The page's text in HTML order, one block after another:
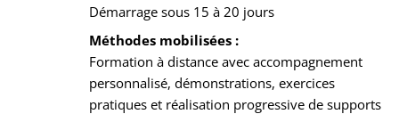
Démarrage sous 15 à 20 jours
Méthodes mobilisées :
Formation à distance avec accompagnement
personnalisé, démonstrations, exercices
pratiques et réalisation progressive de supports